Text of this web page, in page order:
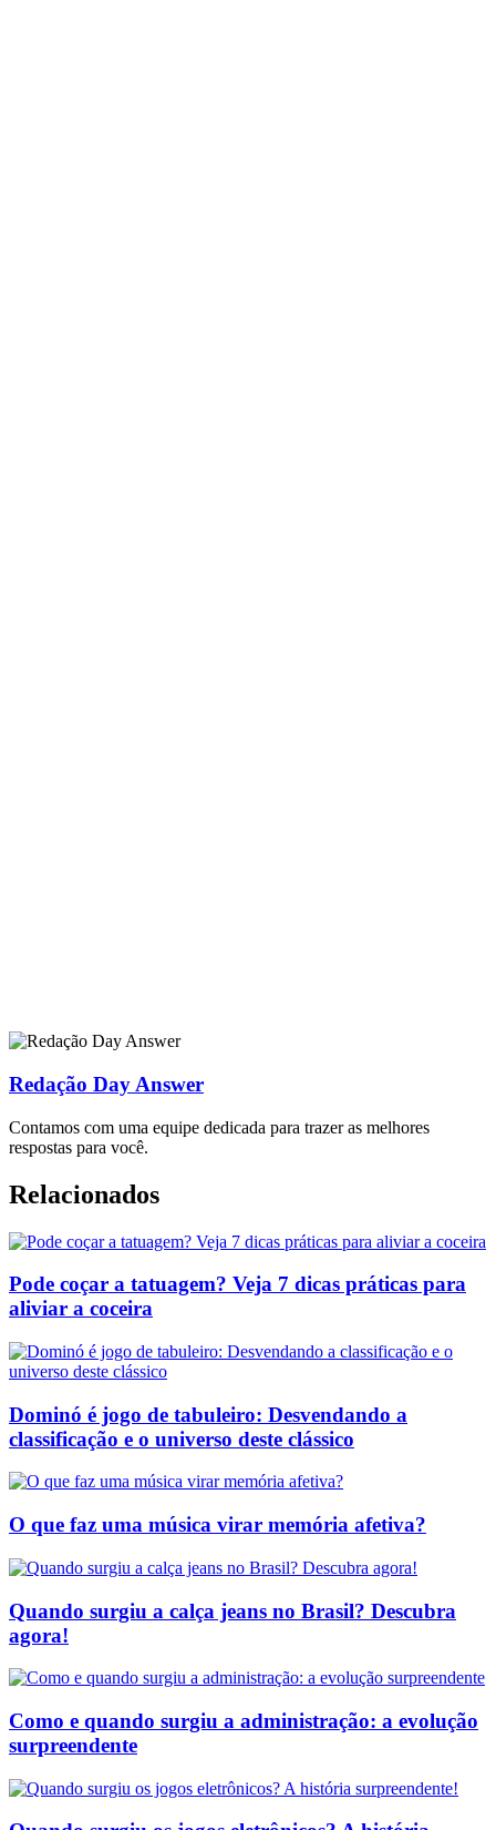
Redação Day Answer
Contamos com uma equipe dedicada para trazer as melhores
respostas para você.
Relacionados
Pode coçar a tatuagem? Veja 7 dicas práticas para
aliviar a coceira
Dominó é jogo de tabuleiro: Desvendando a
classificação e o universo deste clássico
O que faz uma música virar memória afetiva?
Quando surgiu a calça jeans no Brasil? Descubra
agora!
Como e quando surgiu a administração: a evolução
surpreendente